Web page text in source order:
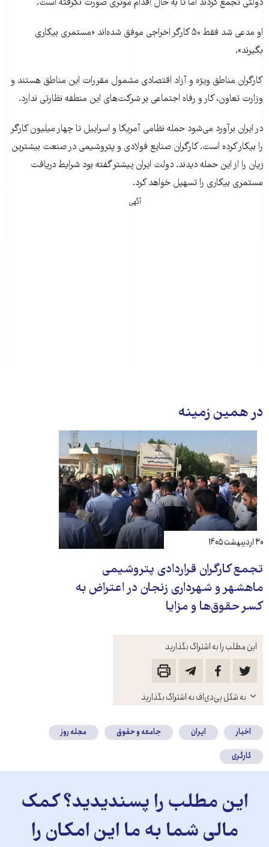
این مطلب را به اشتراک بگذارید
باز
کنید
به شکل پی‌دی‌اف به اشتراک بگذارید
دولتی تجمع کردند اما تا به حال اقدام موثری صورت نگرفته است.
او مدعی شد فقط ۵۰ کارگر اخراجی موفق شده‌اند «مستمری بیکاری
بگیرند».
کارگران مناطق ویژه و آزاد اقتصادی مشمول مقررات این مناطق هستند و
وزارت تعاون، کار و رفاه اجتماعی بر شرکت‌های این منطقه نظارتی ندارد.
در ایران برآورد می‌شود حمله نظامی آمریکا و اسراییل تا چهار میلیون کارگر
را بیکار کرده است. کارگران صنایع فولادی و پتروشیمی در صنعت بیشترین
زیان را از این حمله دیدند. دولت ایران پیشتر گفته بود شرایط دریافت
مستمری بیکاری را تسهیل خواهد کرد.
آگهی
در همین زمینه
تجمع کارگران قراردادی پتروشیمی
ماهشهر و شهرداری زنجان در اعتراض به
کسر حقوق‌ها و مزایا
۳۰ اردیبهشت ۱۴۰۵
اخبار ایران جامعه و حقوق
مجله روز
کارگری
این مطلب را پسندیدید؟ کمک
مالی شما به ما این امکان را